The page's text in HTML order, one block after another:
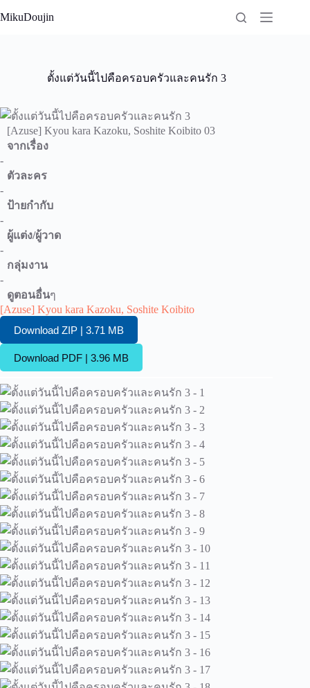
to
MikuDoujin
ตั้งแต่วันนี้ไปคือครอบครัวและคนรัก 3
[Azuse] Kyou kara Kazoku, Soshite Koibito 03
จากเรื่อง
-
ตัวละคร
-
ป้ายกำกับ
-
ผู้แต่ง/ผู้วาด
-
กลุ่มงาน
-
ดูตอนอื่นๆ
[Azuse] Kyou kara Kazoku, Soshite Koibito
Download ZIP | 3.71 MB
Download PDF | 3.96 MB